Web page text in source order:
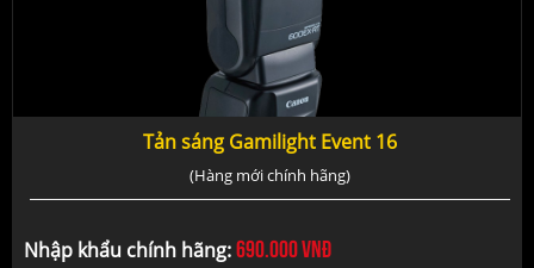
Tản sáng Gamilight Event 16
(Hàng mới chính hãng)
Nhập khẩu chính hãng:690.000vnđ